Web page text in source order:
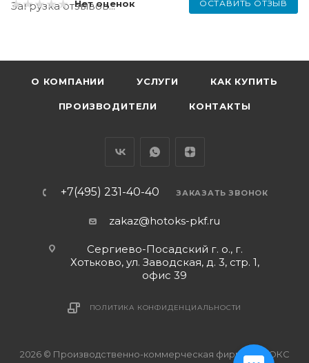
Нет оценок ОСТАВИТЬ ОТЗЫВ
Загрузка отзывов...
О КОМПАНИИ УСЛУГИ КАК КУПИТЬ
ПРОИЗВОДИТЕЛИ КОНТАКТЫ
+7(495) 231-40-40 ЗАКАЗАТЬ ЗВОНОК
zakaz@hotoks-pkf.ru
Сергиево-Посадский г. о., г.
Хотьково, ул. Заводская, д. 3, стр. 1,
офис 39
ПОЛИТИКА КОНФИДЕНЦИАЛЬНОСТИ
2026 © Производственно-коммерческая фирма ХОТОКС